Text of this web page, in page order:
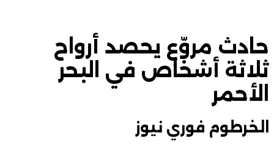
حادث مروّع يحصد أرواح
ثلاثة أشخاص في البحر
الأحمر
الخرطوم فوري نيوز